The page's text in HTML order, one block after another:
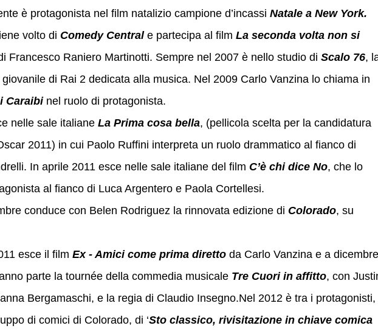
è protagonista nel film natalizio campione d’incassi Natale a New York.
volto di Comedy Centrale partecipa al film La seconda volta non si
Francesco Raniero Martinotti. Sempre nel 2007 è nello studio di Scalo 76,
di Rai 2 dedicata alla musica. Nel 2009 Carlo Vanzina lo chiama in
Caraibinel ruolo di protagonista.
nelle sale italiane La Prima cosa bella, (pellicola scelta per la candidatura
2011) in cui Paolo Ruffini interpreta un ruolo drammatico al fianco di
In aprile 2011 esce nelle sale italiane del film C’è chi dice No, che lo
al fianco di Luca Argentero e Paola Cortellesi.
conduce con Belen Rodriguez la rinnovata edizione di Colorado, su
esce il film Ex - Amici come prima diretto da Carlo Vanzina e a dicembre
parte la tournée della commedia musicale Tre Cuori in affitto, con
Bergamaschi, e la regia di Claudio Insegno.Nel 2012 è tra i protagonisti,
di comici di Colorado, di ‘Sto classico, rivisitazione in chiave comica